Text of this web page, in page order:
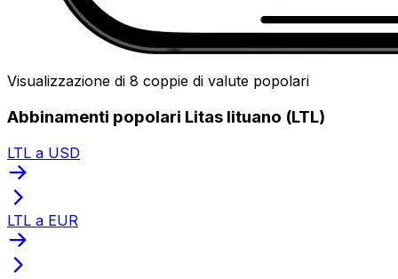
Visualizzazione di 8 coppie di valute popolari
Abbinamenti popolari Litas lituano (LTL)
LTL a USD
LTL a EUR